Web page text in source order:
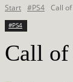
Start #PS4 Call
#PS4
Call of